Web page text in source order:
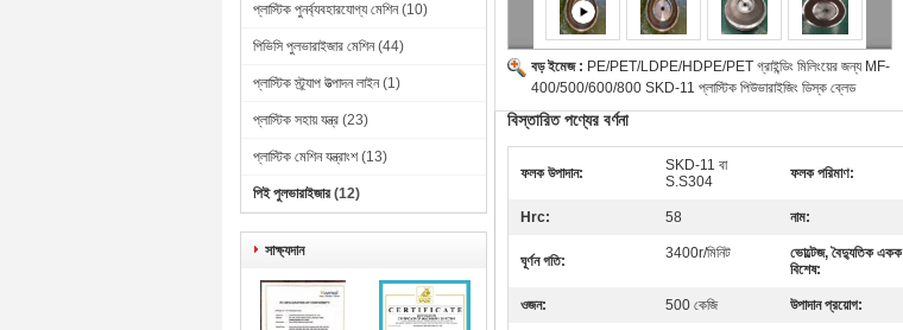
প্লাস্টিক পুনর্ব্যবহারযোগ্য মেশিন (10)
পিভিসি পুলভারাইজার মেশিন (44)
প্লাস্টিক স্ট্র্যাপ উত্পাদন লাইন (1)
প্লাস্টিক সহায় যন্ত্র (23)
প্লাস্টিক মেশিন যন্ত্রাংশ (13)
পিই পুলভারাইজার (12)
সাক্ষ্যদান
বড় ইমেজ : PE/PET/LDPE/HDPE/PET গ্রাইন্ডিং মিলিংয়ের জন্য MF-
400/500/600/800 SKD-11 প্লাস্টিক পিউভারাইজিং ডিস্ক ব্লেড
বিস্তারিত পণ্যের বর্ণনা
ফলক উপাদান:
SKD-11 বা
S.S304
ফলক পরিমাণ:
Hrc: 58 নাম:
ঘূর্ণন গতি: 3400r/মিনিট
ভোল্টেজ, বৈদ্যুতিক একক
বিশেষ:
ওজন: 500 কেজি উপাদান প্রয়োগ: